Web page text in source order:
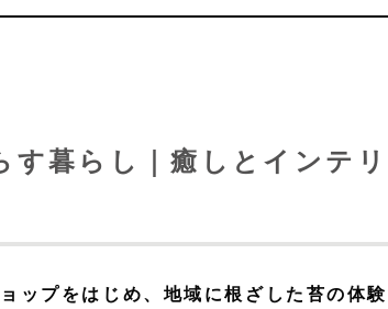
す暮らし｜癒しとインテ
ップをはじめ、地域に根ざした苔の体験